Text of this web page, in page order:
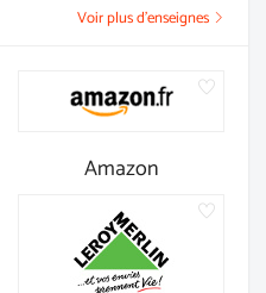
Voir plus d'enseignes
Amazon